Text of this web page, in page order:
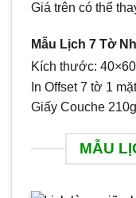
Giá trên có thể
Mẫu Lịch 7 Tờ
Kích thước: 40×60
In Offset 7 tờ 1 mặt
Giấy Couche
MẪU